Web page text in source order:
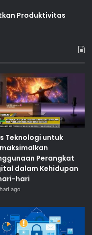
Produktivitas
Teknologi untuk
Perangkat
dalam Kehidupan
hari
ago